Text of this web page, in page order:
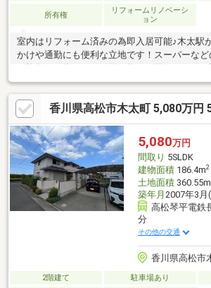
所有権
リフォームリノベーシ
ョン
室内はリフォーム済みの為即入居可能♪木太駅
かけや通勤にも便利な立地です！スーパーなど
ます。（屋根付き）
香川県高松市木太町 5,080万円
5,080万円
間取り 5SLDK
建物面積186.4m2
土地面積360.55m
築年月 2007年3月
高松琴平電鉄
分
その他の交通
香川県高松市
2階建て 駐車場あり